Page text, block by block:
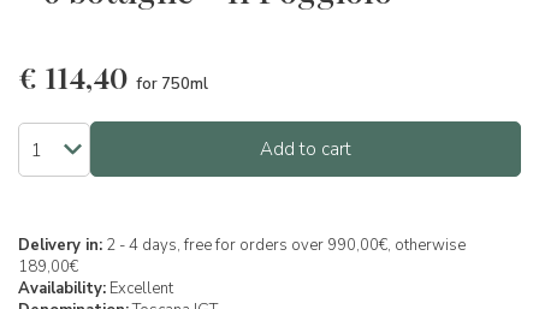
€ 114,40 for 750ml
Add to cart
Delivery in: 2 - 4 days, free for orders over 990,00€, otherwise
189,00€
Availability: Excellent